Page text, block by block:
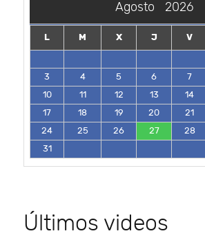
Agosto 2026
L M X J V
3
4 5 6 7
10
11 12 13 14
17
18 19 20 21
24
25 26 27 28
31
Últimos videos